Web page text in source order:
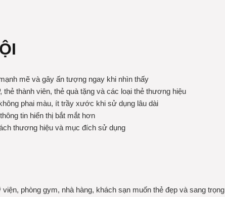
mẽ và gây ấn tượng ngay khi nhìn thấy
thành viên, thẻ quà tặng và các loại thẻ thương hiệu
phai màu, ít trầy xước khi sử dụng lâu dài
tin hiển thị bắt mắt hơn
thương hiệu và mục đích sử dụng
phòng gym, nhà hàng, khách sạn muốn thẻ đẹp và sang trọng